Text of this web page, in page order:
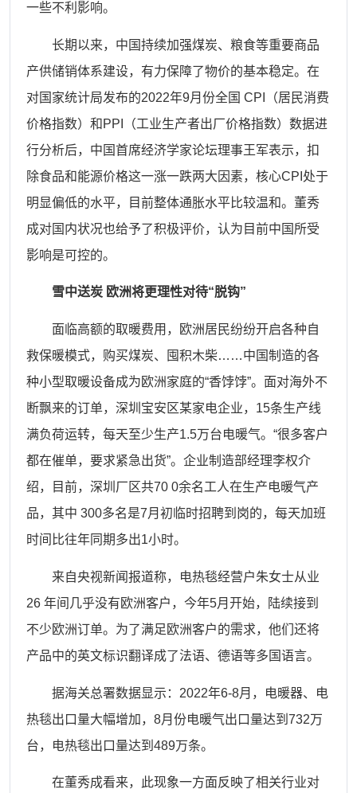
一些不利影响。
长期以来，中国持续加强煤炭、粮食等重要商品
产供储销体系建设，有力保障了物价的基本稳定。在
对国家统计局发布的2022年9月份全国 CPI（居民消费
价格指数）和PPI（工业生产者出厂价格指数）数据进
行分析后，中国首席经济学家论坛理事王军表示，扣
除食品和能源价格这一涨一跌两大因素，核心CPI处于
明显偏低的水平，目前整体通胀水平比较温和。董秀
成对国内状况也给予了积极评价，认为目前中国所受
影响是可控的。
雪中送炭 欧洲将更理性对待“脱钩”
面临高额的取暖费用，欧洲居民纷纷开启各种自
救保暖模式，购买煤炭、囤积木柴……中国制造的各
种小型取暖设备成为欧洲家庭的“香饽饽”。面对海外不
断飘来的订单，深圳宝安区某家电企业，15条生产线
满负荷运转，每天至少生产1.5万台电暖气。“很多客户
都在催单，要求紧急出货”。企业制造部经理李权介
绍，目前，深圳厂区共70 0余名工人在生产电暖气产
品，其中 300多名是7月初临时招聘到岗的，每天加班
时间比往年同期多出1小时。
来自央视新闻报道称，电热毯经营户朱女士从业
26 年间几乎没有欧洲客户，今年5月开始，陆续接到
不少欧洲订单。为了满足欧洲客户的需求，他们还将
产品中的英文标识翻译成了法语、德语等多国语言。
据海关总署数据显示： 2022年6-8月，电暖器、电
热毯出口量大幅增加，8月份电暖气出口量达到732万
台，电热毯出口量达到489万条。
在董秀成看来，此现象一方面反映了相关行业对